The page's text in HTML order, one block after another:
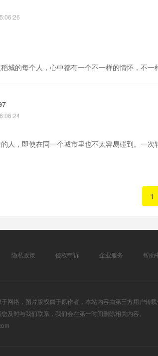
城的每个人，心中都有一个不一样的情怀，不一
人，即使在同一个城市里也不太容易碰到。一
1
隐私政策 侵权申诉 企业服务 帮助
网络，图片版权属于原作者，本站内容由第三方用户转
及时与我们联系，我们会在第一时间删除相关内容。